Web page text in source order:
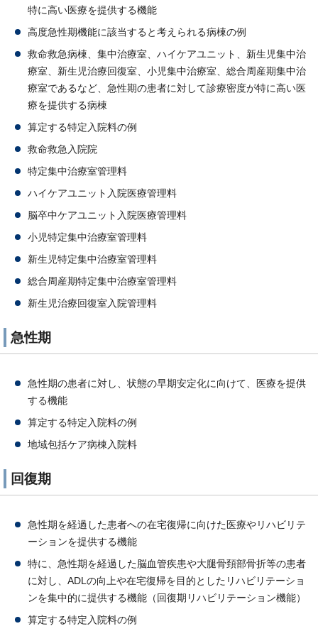
特に高い医療を提供する機能
高度急性期機能に該当すると考えられる病棟の例
救命救急病棟、集中治療室、ハイケアユニット、新生児集中治
療室、新生児治療回復室、小児集中治療室、総合周産期集中治
療室であるなど、急性期の患者に対して診療密度が特に高い医
療を提供する病棟
算定する特定入院料の例
救命救急入院院
特定集中治療室管理料
ハイケアユニット入院医療管理料
脳卒中ケアユニット入院医療管理料
小児特定集中治療室管理料
新生児特定集中治療室管理料
総合周産期特定集中治療室管理料
新生児治療回復室入院管理料
急性期
急性期の患者に対し、状態の早期安定化に向けて、医療を提供
する機能
算定する特定入院料の例
地域包括ケア病棟入院料
回復期
急性期を経過した患者への在宅復帰に向けた医療やリハビリテ
ーションを提供する機能
特に、急性期を経過した脳血管疾患や大腿骨頚部骨折等の患者
に対し、ADLの向上や在宅復帰を目的としたリハビリテーショ
ンを集中的に提供する機能（回復期リハビリテーション機能）
算定する特定入院料の例